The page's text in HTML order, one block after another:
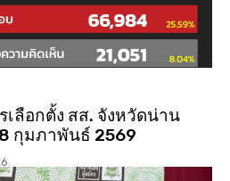
ลือกตั้ง สส. จังหวัดน่าน
กุมภาพันธ์ 2569